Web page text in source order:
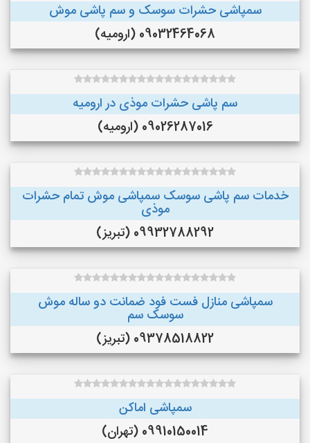
سمپاشی حشرات سوسک و سم پاشی موش
09032464068 (ارومیه)
سم پاشی حشرات موذی در ارومیه
09026287016 (ارومیه)
خدمات سم پاشی سوسک سمپاشی موش تمام حشرات
موذی
09932788292 (تبریز)
سمپاشی منازل فست فود ضمانت دو ساله موش
سوسک سم
09378518822 (تبریز)
سمپاشی اماکن
09910150014 (تهران)